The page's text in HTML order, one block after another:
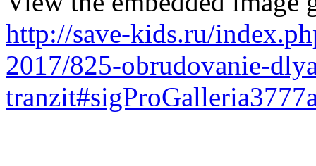
http://save-kids.ru/
2017/825-obrudovanie-